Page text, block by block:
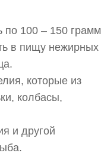
по 100 – 150 грамм
в пищу нежирных
которые из
колбасы,
и другой